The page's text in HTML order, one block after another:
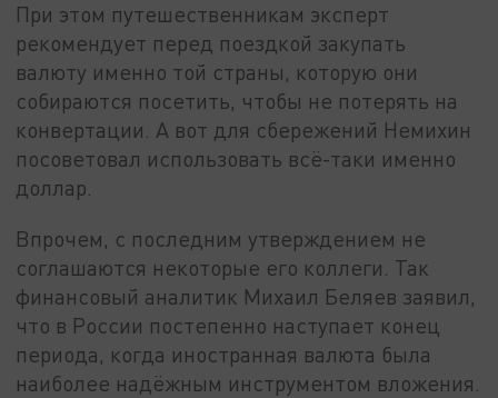
При этом путешественникам эксперт
рекомендует перед поездкой закупать
валюту именно той страны, которую они
собираются посетить, чтобы не потерять на
конвертации. А вот для сбережений Немихин
посоветовал использовать всё-таки именно
доллар.
Впрочем, с последним утверждением не
соглашаются некоторые его коллеги. Так
финансовый аналитик Михаил Беляев заявил,
что в России постепенно наступает конец
периода, когда иностранная валюта была
наиболее надёжным инструментом вложения.